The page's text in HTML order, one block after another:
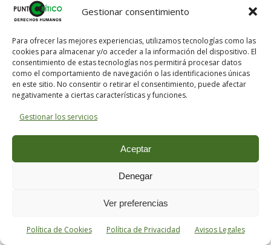
Gestionar consentimiento
Para ofrecer las mejores experiencias, utilizamos tecnologías como las
cookies para almacenar y/o acceder a la información del dispositivo. El
consentimiento de estas tecnologías nos permitirá procesar datos
como el comportamiento de navegación o las identificaciones únicas
en este sitio. No consentir o retirar el consentimiento, puede afectar
negativamente a ciertas características y funciones.
Gestionar los servicios
Aceptar
Denegar
Ver preferencias
Política de Cookies Política de Privacidad Avisos Legales
cósmica
En la mitología griega,Temissimbolizaba el
Derecho Divino, el Derecho de la Creación, o
Derecho inmune a la obra humana (THEMS)
frente al Derecho Creado (DIKÉ), que es obra
del hombre, y que pese a no ser inmutable, su